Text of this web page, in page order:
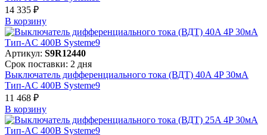
14 335 ₽
В корзинy
Артикул: S9R12440
Срок поставки: 2 дня
Выключатель дифференциального тока (ВДТ) 40A 4P 30мА
Тип-AC 400В Systeme9
11 468 ₽
В корзинy